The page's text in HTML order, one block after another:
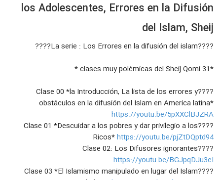
#FullHD Clase 29, Falta de los
Religiosos académicos Musulmanes
#EnVivo Clase 29, Falta De
Sheij Qomi
۱۸ بازدید
#FullHD Clse 30 **La Última** La
Islamofobia y otros obstaculos en
la difusión del Islam, Sheij Qomi
۱۴ بازدید
62
#EnVivo Clase 30, La Islamofobia y
los obstaculos en la difusión del
Islam, La Última Clase
atacar a los cristianos por los
difusores islámicos
los Adolescentes, Errores en la Difusión
del Islam, Sheij
????La serie : Los Errores en la difusión del islam????
*31 clases muy polémicas del Sheij Qomi *
????Clase 00 *la Introducción, La lista de los errores y
obstáculos en la difusión del Islam en America latina*
https://youtu.be/5pXXClBJZRA
????Clase 01 *Descuidar a los pobres y dar privilegio a los
Ricos*https://youtu.be/pjZtDQptd94
????Clase 02: Los Difusores ignorantes
https://youtu.be/BGJpqDJu3eI
????Clase 03 *El Islamismo manipulado en lugar del Islam